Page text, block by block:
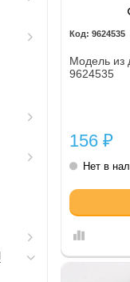
9624535
Модель из
9624535
156 ₽
Нет в